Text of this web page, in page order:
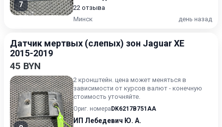
7
22 отзыва
Минск
день назад
Датчик мертвых (слепых) зон Jaguar XE
2015-2019
45 BYN
2 кронштейн. цена может меняться в
зависимости от курсов валют - конечную
стоимость уточняйте.
Ориг. номера DK6217B751AA
ИП Лебедевич Ю. А.